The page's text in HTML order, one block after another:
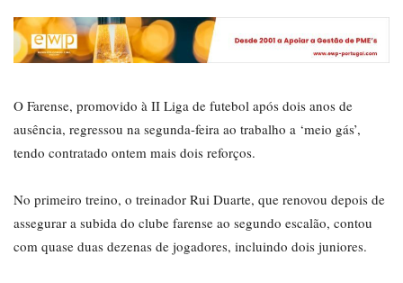
O Farense, promovido à II Liga de futebol após dois anos de
ausência, regressou na segunda-feira ao trabalho a ‘meio gás’,
tendo contratado ontem mais dois reforços.
No primeiro treino, o treinador Rui Duarte, que renovou depois de
assegurar a subida do clube farense ao segundo escalão, contou
com quase duas dezenas de jogadores, incluindo dois juniores.